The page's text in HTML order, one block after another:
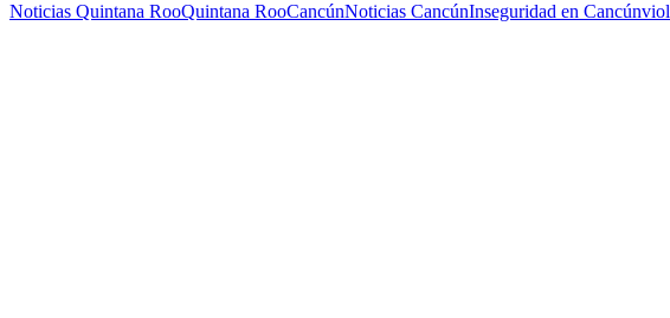
Noticias Quintana RooQuintana RooCancúnNoticias CancúnInseguridad en Cancún